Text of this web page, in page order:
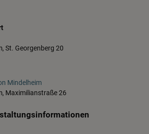
St. Georgenberg 20
Mindelheim
Maximilianstraße 26